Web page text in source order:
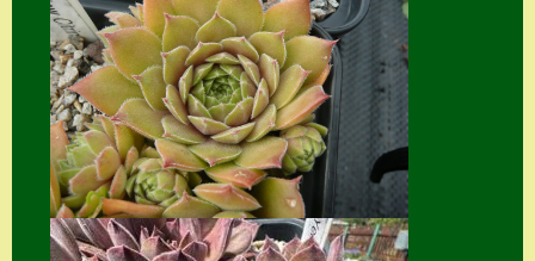
S. x nixonii
Semps die ich
suche
Semps von A – Z
Shop
Suche